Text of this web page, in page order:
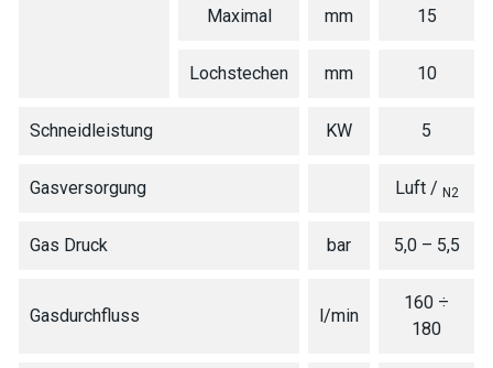
Maximal mm 15
Lochstechen mm 10
Schneidleistung KW 5
Gasversorgung Luft / N2
Gas Druck bar 5,0 – 5,5
Gasdurchfluss l/min
160 ÷
180